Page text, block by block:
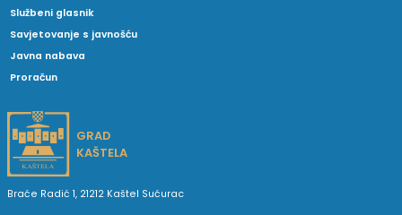
Službeni glasnik
Savjetovanje s javnošću
Javna nabava
Proračun
GRAD
KAŠTELA
Braće Radić 1, 21212 Kaštel Sućurac